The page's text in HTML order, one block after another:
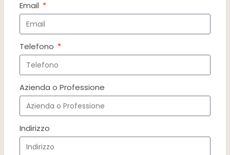
Email
Telefono
Azienda o Professione
Indirizzo